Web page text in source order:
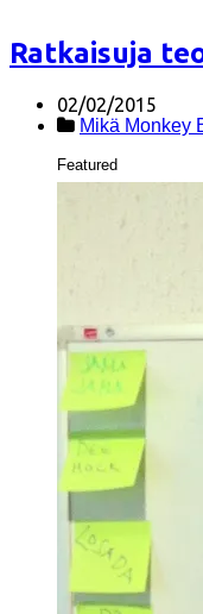
Ratkaisuja
02/02/2015
Mikä Monkey
Featured